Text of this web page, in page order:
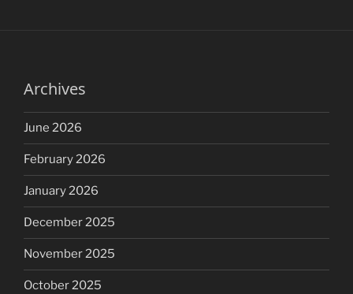
Archives
June 2026
February 2026
January 2026
December 2025
November 2025
October 2025